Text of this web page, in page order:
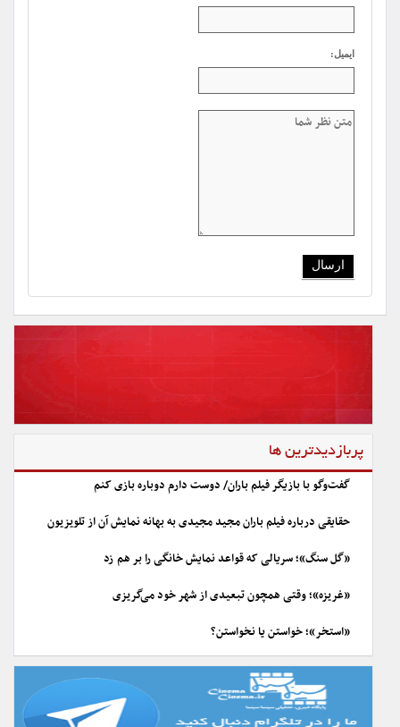
ایمیل:
پربازدیدترین ها
گفت‌وگو با بازیگر فیلم باران/ دوست دارم دوباره بازی کنم
حقایقی درباره فیلم باران مجید مجیدی به بهانه نمایش آن از تلویزیون
«گل سنگ»؛ سریالی که قواعد نمایش خانگی را بر هم زد
«غریزه»؛ وقتی همچون تبعیدی از شهر خود می‌گریزی
«استخر»؛ خواستن یا نخواستن؟